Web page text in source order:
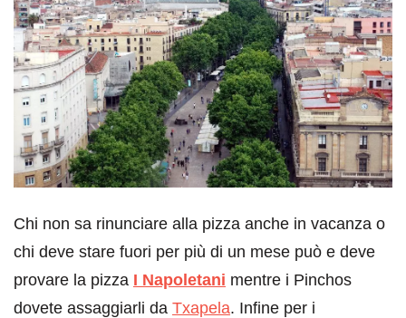
Chi non sa rinunciare alla pizza anche in vacanza o
chi deve stare fuori per più di un mese può e deve
provare la pizza I Napoletani mentre i Pinchos
dovete assaggiarli da Txapela. Infine per i